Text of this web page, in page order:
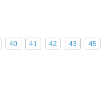
40 41 42 43 45